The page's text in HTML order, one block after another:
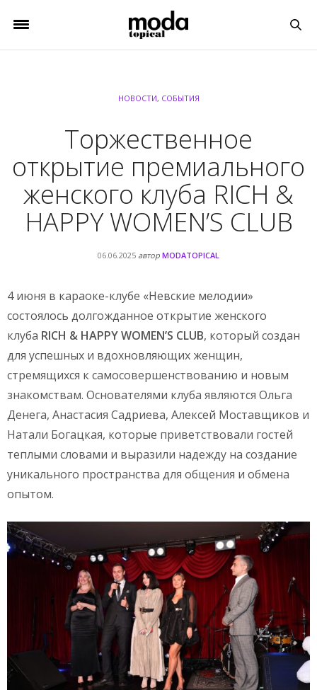
НОВОСТИ, СОБЫТИЯ
Торжественное
открытие премиального
женского клуба RICH &
HAPPY WOMEN’S CLUB
06.06.2025 автор MODATOPICAL
4 июня в караоке-клубе «Невские мелодии»
состоялось долгожданное открытие женского
клуба RICH & HAPPY WOMEN’S CLUB, который создан
для успешных и вдохновляющих женщин,
стремящихся к самосовершенствованию и новым
знакомствам. Основателями клуба являются Ольга
Денега, Анастасия Садриева, Алексей Моставщиков и
Натали Богацкая, которые приветствовали гостей
теплыми словами и выразили надежду на создание
уникального пространства для общения и обмена
опытом.